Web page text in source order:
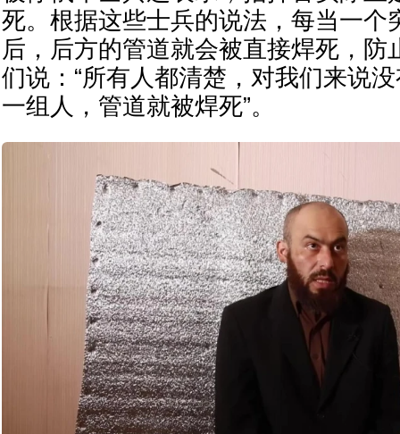
死。根据这些士兵的说法，每当一个
后，后方的管道就会被直接焊死，防
们说：“所有人都清楚，对我们来说
一组人，管道就被焊死”。